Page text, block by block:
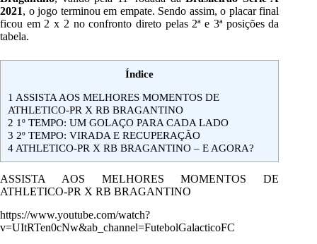
2021, o jogo terminou em empate. Sendo assim, o placar final
ficou em 2 x 2 no confronto direto pelas 2ª e 3ª posições da
tabela.
Índice
1 ASSISTA AOS MELHORES MOMENTOS DE
ATHLETICO-PR X RB BRAGANTINO
2 1º TEMPO: UM GOLAÇO PARA CADA LADO
3 2º TEMPO: VIRADA E RECUPERAÇÃO
4ATHLETICO-PR X RB BRAGANTINO – E AGORA?
ASSISTA AOS MELHORES MOMENTOS DE
ATHLETICO-PR X RB BRAGANTINO
https://www.youtube.com/watch?
v=UItRTen0cNw&ab_channel=FutebolGalacticoFC